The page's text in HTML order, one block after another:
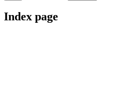
Index page